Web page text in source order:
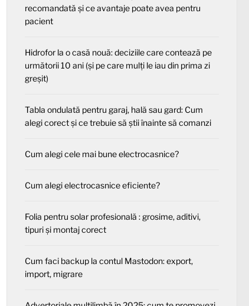
recomandată și ce avantaje poate avea pentru
pacient
Hidrofor la o casă nouă: deciziile care contează pe
următorii 10 ani (și pe care mulți le iau din prima zi
greșit)
Tabla ondulată pentru garaj, hală sau gard: Cum
alegi corect și ce trebuie să știi înainte să comanzi
Cum alegi cele mai bune electrocasnice?
Cum alegi electrocasnice eficiente?
Folia pentru solar profesională : grosime, aditivi,
tipuri și montaj corect
Cum faci backup la contul Mastodon: export,
import, migrare